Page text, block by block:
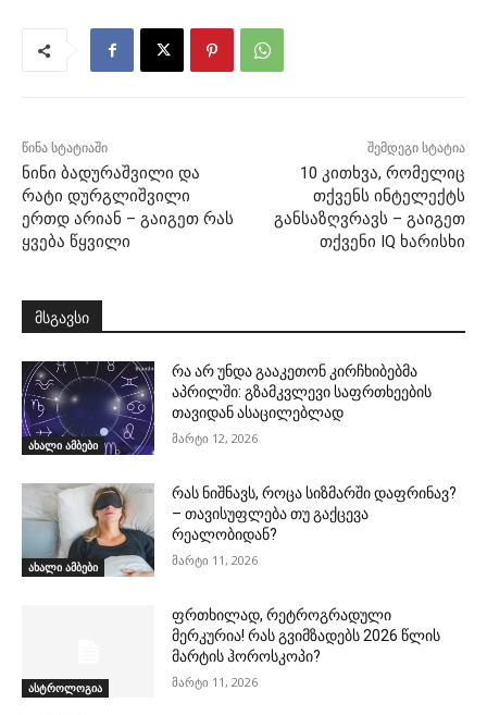
წინა სტატიაში
ნინი ბადურაშვილი და
რატი დურგლიშვილი
ერთდ არიან – გაიგეთ რას
ყვება წყვილი
შემდეგი სტატია
10 კითხვა, რომელიც
თქვენს ინტელექტს
განსაზღვრავს – გაიგეთ
თქვენი IQ ხარისხი
მსგავსი
ახალი ამბები
რა არ უნდა გააკეთონ კირჩხიბებმა
აპრილში: გზამკვლევი საფრთხეების
თავიდან ასაცილებლად
მარტი 12, 2026
ახალი ამბები
რას ნიშნავს, როცა სიზმარში დაფრინავ?
– თავისუფლება თუ გაქცევა
რეალობიდან?
მარტი 11, 2026
ასტროლოგია
ფრთხილად, რეტროგრადული
მერკურია! რას გვიმზადებს 2026 წლის
მარტის ჰოროსკოპი?
მარტი 11, 2026